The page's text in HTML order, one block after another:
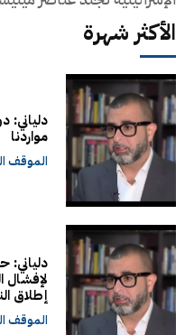
الأكثر شهرة
دلياني:
مواردنا
الموقف
دلياني:
لإفشال
إطلاق
الموقف